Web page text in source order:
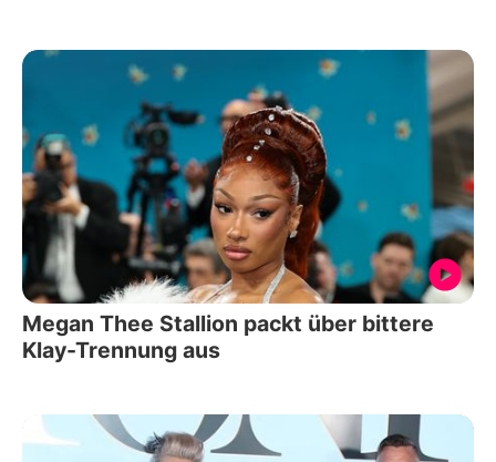
Megan Thee Stallion packt über bittere
Klay-Trennung aus